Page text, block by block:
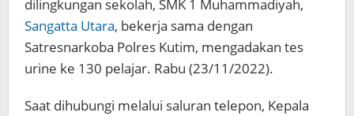
dilingkungan sekolah, SMK 1 Muhammadiyah,
Sangatta Utara, bekerja sama dengan
Satresnarkoba Polres Kutim, mengadakan tes
urine ke 130 pelajar. Rabu (23/11/2022).
Saat dihubungi melalui saluran telepon, Kepala